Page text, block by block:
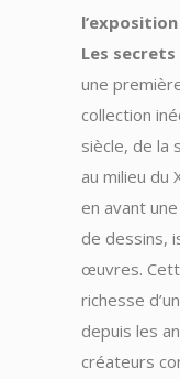
Les
une
collection
siècle, de la
au milieu du
en avant
de dessins,
œuvres.
richesse
depuis les
créateurs